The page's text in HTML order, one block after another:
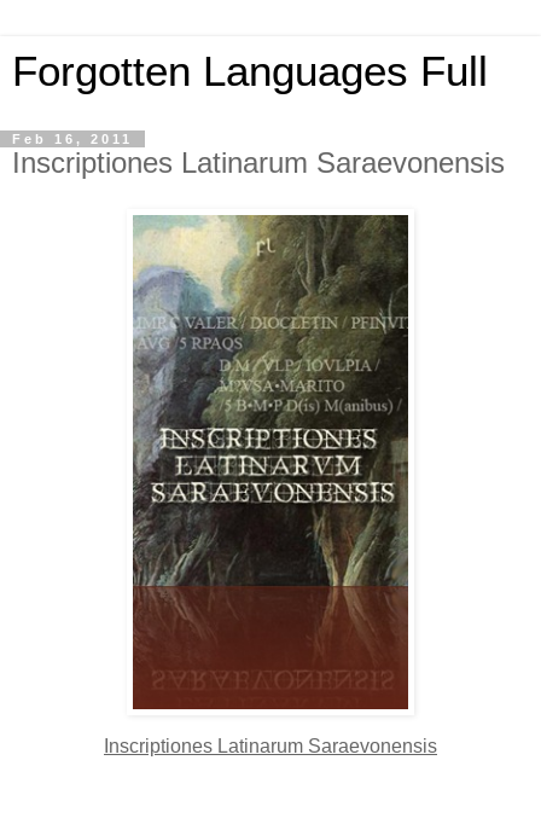
Forgotten Languages Full
Feb 16, 2011
Inscriptiones Latinarum Saraevonensis
Inscriptiones Latinarum Saraevonensis